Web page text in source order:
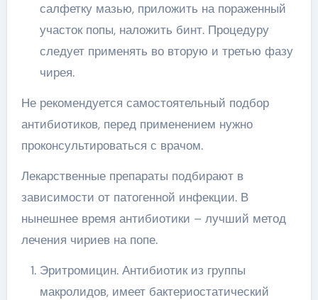
салфетку мазью, приложить на пораженный
участок попы, наложить бинт. Процедуру
следует применять во вторую и третью фазу
чирея.
Не рекомендуется самостоятельный подбор
антибиотиков, перед применением нужно
проконсультироваться с врачом.
Лекарственные препараты подбирают в
зависимости от патогенной инфекции. В
нынешнее время антибиотики – лучший метод
лечения чириев на попе.
Эритромицин. Антибиотик из группы
макролидов, имеет бактериостатический